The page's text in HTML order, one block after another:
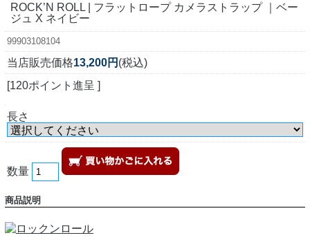
ROCK’N ROLL | フラットロープ カメラストラップ ｜ベー
ジュ X ネイビー
99903108104
当店販売価格13,200円 (税込)
[120ポイント進呈 ]
長さ
数量
商品説明